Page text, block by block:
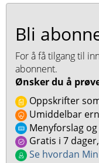
Bli
For å få tilgang til
abonnent.
Ønsker du å
Oppskrifter
Umiddelbar
Menyforslag
Gratis i 7
Se hvordan